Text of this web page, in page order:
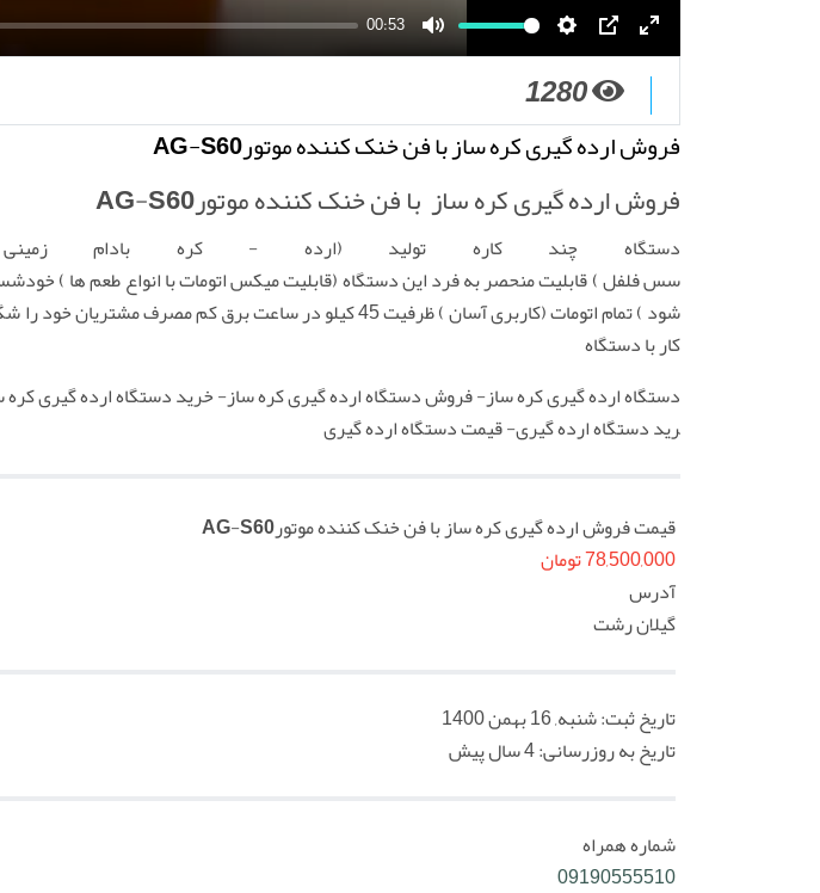
00:53
M
t
e
S
e
t
t
n
g
s
P
I
P
E
n
t
e
f
u
l
l
s
r
e
1280
فروش ارده گیری کره ساز با فن خنک کننده موتورAG-S60
فروش ارده گیری کره ساز با فن خنک کننده موتورAG-S60
دستگاه چند کاره تولید (ارده - کره
سس فلفل ) قابلیت منحصر به فرد این دستگاه (قابلیت میکس اتومات با انواع طعم ها )
شود ) تمام اتومات (کاربری آسان ) ظرفیت 45 کیلو در ساعت
کار با دستگاه
دستگاه ارده گیری کره ساز- فروش دستگاه ارده گیری کره ساز- خرید دستگاه ارده گیری
رید دستگاه ارده گیری- قیمت دستگاه ارده گیری
قیمت فروش ارده گیری کره ساز با فن خنک کننده موتورAG-S60
78,500,000 تومان
آدرس
گیلان رشت
تاریخ ثبت:شنبه, 16 بهمن 1400
تاریخ به روزرسانی:4 سال پیش
شماره همراه
09190555510